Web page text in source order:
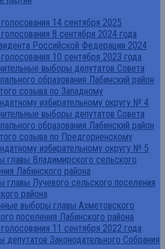
14 сентября 2025
8 сентября 2024 года
Российской Федерации 2024
10 сентября 2023 года
выборы депутатов Совета
образования Лабинский район
созыва по Западному
избирательному округу № 4
выборы депутатов Совета
образования Лабинский район
созыва по Предгорненскому
избирательному округу № 5
главы Владимирского сельского
Лабинского района
главы Лучевого сельского поселения
района
выборы главы Ахметовского
поселения Лабинского района
11 сентября 2022 года
депутатов Законодательного Собрания